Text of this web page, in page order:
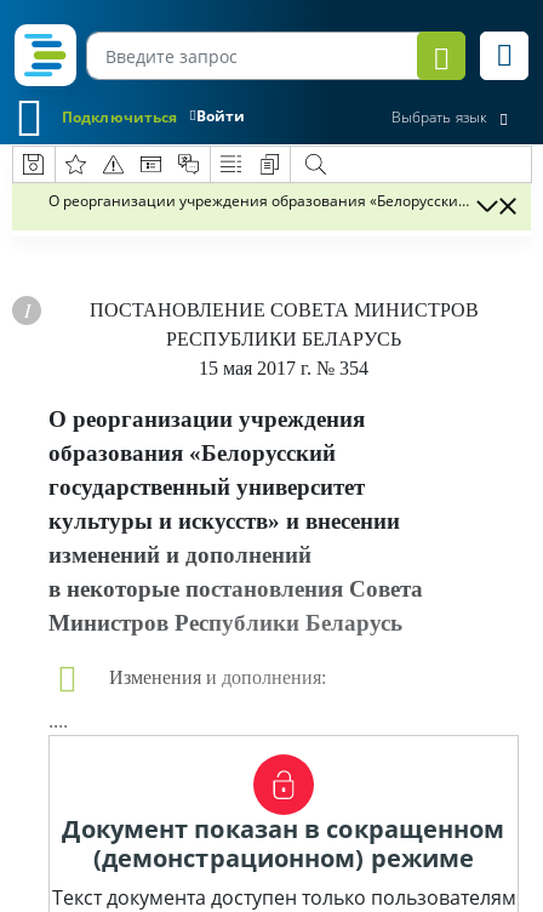
Войти
Подключиться Выбрать язык
О реорганизации учреждения образования «Белорусский
ПОСТАНОВЛЕНИЕ СОВЕТА МИНИСТРОВ
РЕСПУБЛИКИ БЕЛАРУСЬ
15 мая 2017 г. № 354
О реорганизации учреждения
образования «Белорусский
государственный университет
культуры и искусств» и внесении
изменений и дополнений
в некоторые постановления Совета
Министров Республики Беларусь
Изменения и дополнения:
....
Документ показан в сокращенном
(демонстрационном) режиме
Текст документа доступен только пользователям